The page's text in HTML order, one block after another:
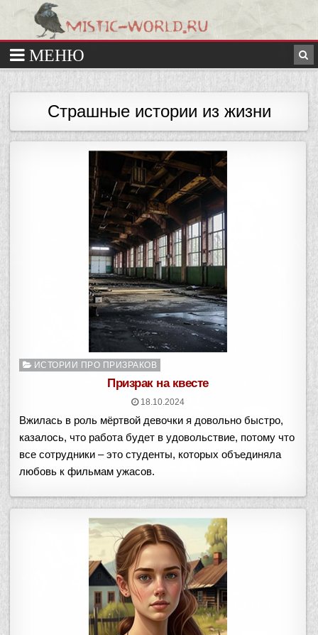
Страшные истории из жизни
Опубликовано
ИСТОРИИ ПРО ПРИЗРАКОВ
Призрак на квесте
18.10.2024
Вжилась в роль мёртвой девочки я довольно быстро,
казалось, что работа будет в удовольствие, потому что
все сотрудники – это студенты, которых объединяла
любовь к фильмам ужасов.